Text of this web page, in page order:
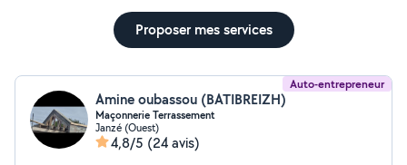
Proposer mes services
Auto-entrepreneur
Amine oubassou (BATIBREIZH)
Maçonnerie Terrassement
Janzé (Ouest)
4,8/5 (24 avis)